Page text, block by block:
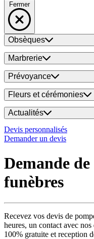
Fermer
Obsèques
Marbrerie
Prévoyance
Fleurs et cérémonies
Actualités
Devis personnalisés
Demander un devis
Demande
funèbres
Recevez vos devis de
heures, un contact avec nos
100% gratuite et reception